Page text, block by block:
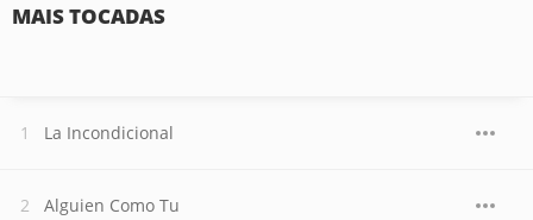
MAIS TOCADAS
La Incondicional
Alguien Como Tu